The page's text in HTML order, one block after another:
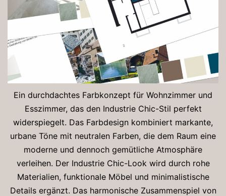
Ein durchdachtes Farbkonzept für Wohnzimmer und
Esszimmer, das den Industrie Chic-Stil perfekt
widerspiegelt. Das Farbdesign kombiniert markante,
urbane Töne mit neutralen Farben, die dem Raum eine
moderne und dennoch gemütliche Atmosphäre
verleihen. Der Industrie Chic-Look wird durch rohe
Materialien, funktionale Möbel und minimalistische
Details ergänzt. Das harmonische Zusammenspiel von